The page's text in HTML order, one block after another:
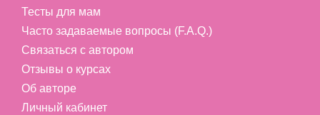
Тесты для мам
Часто задаваемые вопросы (F.A.Q.)
Связаться с автором
Отзывы о курсах
Об авторе
Личный кабинет